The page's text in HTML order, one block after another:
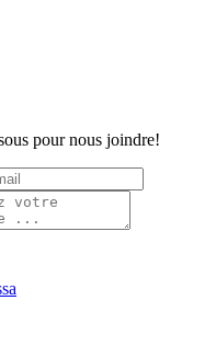
pour nous joindre!